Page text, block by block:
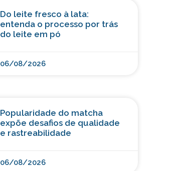
Do leite fresco à lata:
entenda o processo por trás
do leite em pó
06/08/2026
Popularidade do matcha
expõe desafios de qualidade
e rastreabilidade
06/08/2026